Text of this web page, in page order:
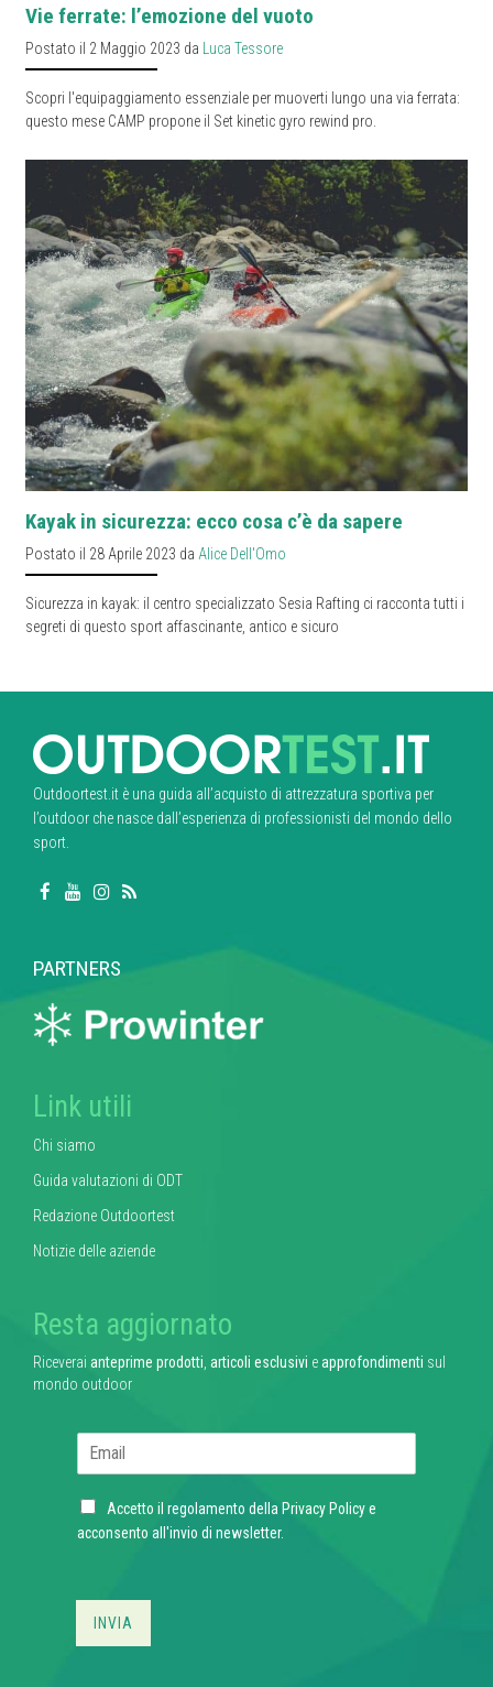
Vie ferrate: l’emozione del vuoto
Postato il 2 Maggio 2023 da Luca Tessore
Scopri l'equipaggiamento essenziale per muoverti lungo una via ferrata:
questo mese CAMP propone il Set kinetic gyro rewind pro.
Kayak in sicurezza: ecco cosa c’è da sapere
Postato il 28 Aprile 2023 da Alice Dell'Omo
Sicurezza in kayak: il centro specializzato Sesia Rafting ci racconta tutti i
segreti di questo sport affascinante, antico e sicuro
Outdoortest.it è una guida all’acquisto di attrezzatura sportiva per
l’outdoor che nasce dall’esperienza di professionisti del mondo dello
sport.
PARTNERS
Link utili
Chi siamo
Guida valutazioni di ODT
Redazione Outdoortest
Notizie delle aziende
Resta aggiornato
Riceverai anteprime prodotti articoli esclusivi eapprofondimenti sul
mondo outdoor
l
C
h
Accetto il regolamento della Privacy Policye
acconsento all'invio di newsletter.
INVIA